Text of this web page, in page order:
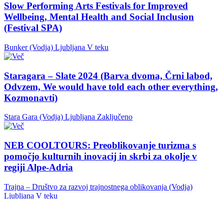
Slow Performing Arts Festivals for Improved
Wellbeing, Mental Health and Social Inclusion
(Festival SPA)
Bunker (Vodja) Ljubljana V teku
Staragara – Slate 2024 (Barva dvoma, Črni labod,
Odvzem, We would have told each other everything,
Kozmonavti)
Stara Gara (Vodja) Ljubljana Zaključeno
NEB COOLTOURS: Preoblikovanje turizma s
pomočjo kulturnih inovacij in skrbi za okolje v
regiji Alpe-Adria
Trajna – Društvo za razvoj trajnostnega oblikovanja (Vodja)
Ljubljana V teku